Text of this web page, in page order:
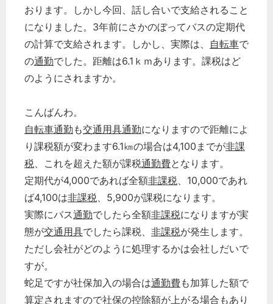
おります。しかし今回、話し合いで支給されること
になりました。3年前にさかのぼってバスの定期代
の計算で支給されます。しかし、実際は、 自転車で
の通勤でした。距離は6.1ｋｍあります。課税はど
のようにされますか。
こんばんわ。
自転車通勤 も交通用具通勤になりますので距離によ
り課税額が変わます6.1㎞の場合は4,100までが非課
税、これを超えた額が課税通勤費となります。
定期代が4,000であれば全額非課税、10,000であれ
ば4,100は非課税、5,900が課税になります。
実際にバス通勤でしたら全額非課税になりますが実
態が交通用具でしたら課税、 非課税が発生します。
ただし会社がどのように処理するかは会社しだいで
すが。
蛇足ですが社保加入の場合は通勤費も加算した額で
算定されますので社保の控除額が上がる場合もあり